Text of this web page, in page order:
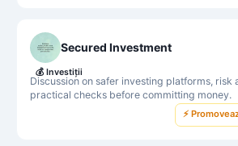
Secured Investment
Discussion on safer investing platforms, risk
practical checks before committing money.
💰 Investiții
⚡